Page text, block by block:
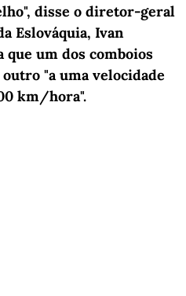
disse o diretor-geral
Eslováquia, Ivan
um dos comboios
"a uma velocidade
km/hora".